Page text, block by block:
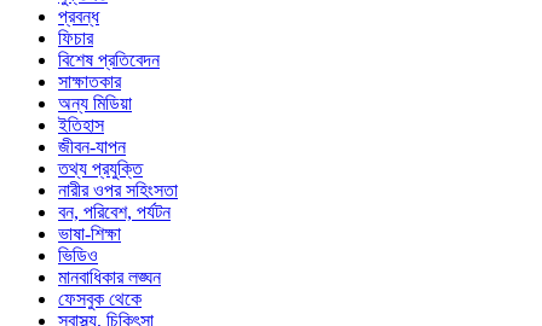
প্রবন্ধ
ফিচার
বিশেষ প্রতিবেদন
সাক্ষাতকার
অন্য মিডিয়া
ইতিহাস
জীবন-যাপন
তথ্য প্রযুক্তি
নারীর ওপর সহিংসতা
বন, পরিবেশ, পর্যটন
ভাষা-শিক্ষা
ভিডিও
মানবাধিকার লঙ্ঘন
ফেসবুক থেকে
স্বাস্থ্য, চিকিৎসা